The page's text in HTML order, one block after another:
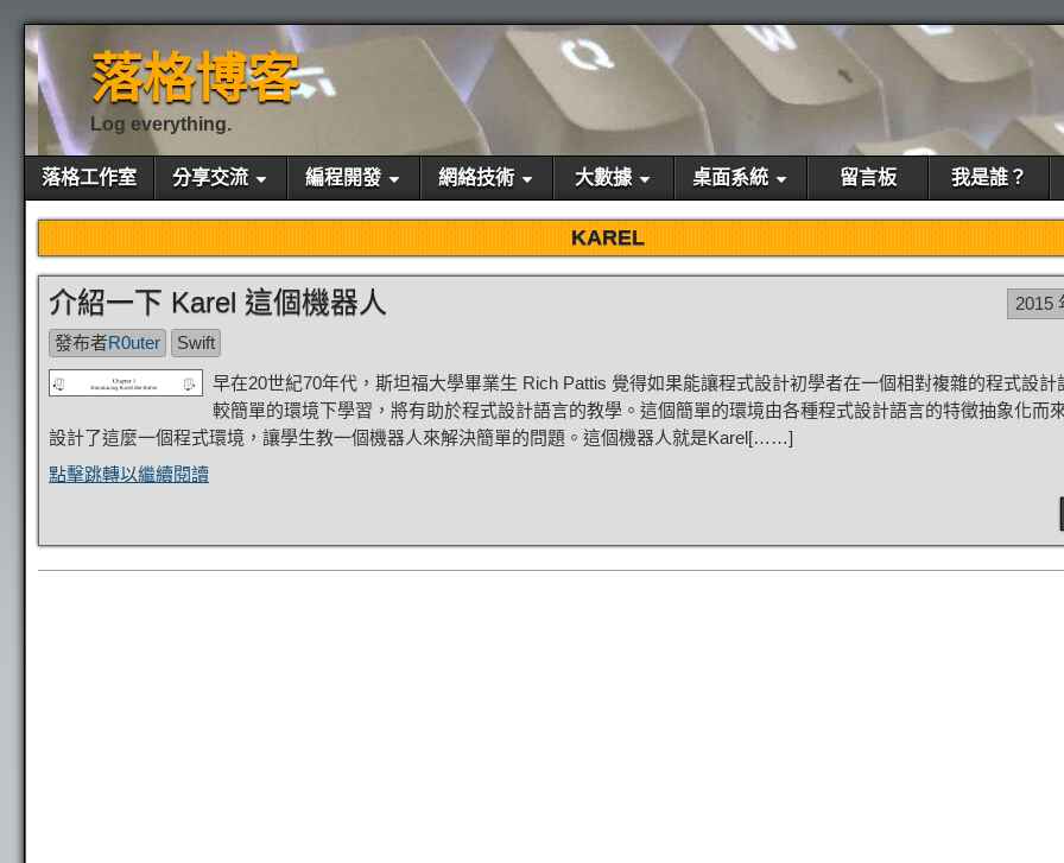
落格博客
Log everything.
落格工作室 分享交流 編程開發 網絡技術 大數據 桌面系統 留言板 我是誰？
KAREL
介紹一下 Karel 這個機器人
2015
發布者R0uter
Swift
早在20世紀70年代，斯坦福大學畢業生 Rich Pattis 覺得如果能讓程式設計初學者在一個相對複雜的程式設計
較簡單的環境下學習，將有助於程式設計語言的教學。這個簡單的環境由各種程式設計語言的特徵抽象化而
設計了這麼一個程式環境，讓學生教一個機器人來解決簡單的問題。這個機器人就是Karel[……]
點擊跳轉以繼續閱讀